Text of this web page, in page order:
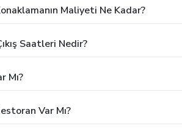
Maliyeti Ne Kadar?
Saatleri Nedir?
Mı?
Var Mı?